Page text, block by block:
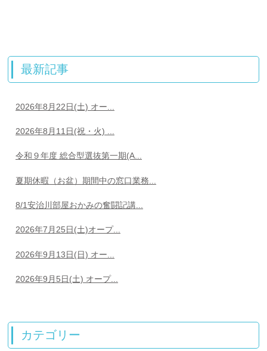
最新記事
2026年8月22日(土) オー...
2026年8月11日(祝・火) ...
令和９年度 総合型選抜第一期(A...
夏期休暇（お盆）期間中の窓口業務...
8/1安治川部屋おかみの奮闘記講...
2026年7月25日(土)オープ...
2026年9月13日(日) オー...
2026年9月5日(土) オープ...
カテゴリー